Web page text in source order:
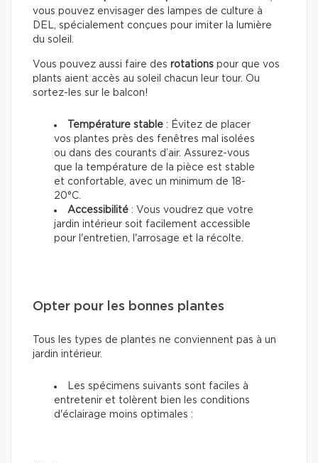
vous pouvez envisager des lampes de culture à
DEL, spécialement conçues pour imiter la lumière
du soleil.
Vous pouvez aussi faire des rotations pour que vos
plants aient accès au soleil chacun leur tour. Ou
sortez-les sur le balcon!
Température stable : Évitez de placer
vos plantes près des fenêtres mal isolées
ou dans des courants d’air. Assurez-vous
que la température de la pièce est stable
et confortable, avec un minimum de 18-
20°C.
Accessibilité : Vous voudrez que votre
jardin intérieur soit facilement accessible
pour l'entretien, l'arrosage et la récolte.
Opter pour les bonnes plantes
Tous les types de plantes ne conviennent pas à un
jardin intérieur.
Les spécimens suivants sont faciles à
entretenir et tolèrent bien les conditions
d'éclairage moins optimales :